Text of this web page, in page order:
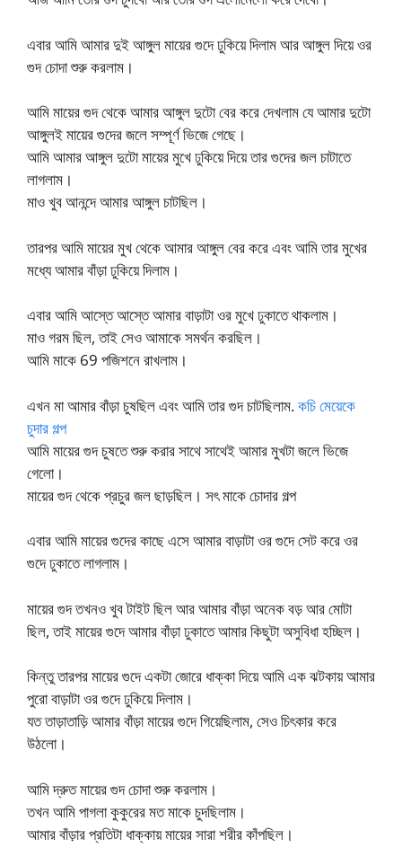
এবার আমি আমার দুই আঙ্গুল মায়ের গুদে ঢুকিয়ে দিলাম আর আঙ্গুল দিয়ে ওর
গুদ চোদা শুরু করলাম।
আমি মায়ের গুদ থেকে আমার আঙ্গুল দুটো বের করে দেখলাম যে আমার দুটো
আঙ্গুলই মায়ের গুদের জলে সম্পূর্ণ ভিজে গেছে।
আমি আমার আঙ্গুল দুটো মায়ের মুখে ঢুকিয়ে দিয়ে তার গুদের জল চাটাতে
লাগলাম।
মাও খুব আনন্দে আমার আঙ্গুল চাটছিল।
তারপর আমি মায়ের মুখ থেকে আমার আঙ্গুল বের করে এবং আমি তার মুখের
মধ্যে আমার বাঁড়া ঢুকিয়ে দিলাম।
এবার আমি আস্তে আস্তে আমার বাড়াটা ওর মুখে ঢুকাতে থাকলাম।
মাও গরম ছিল, তাই সেও আমাকে সমর্থন করছিল।
আমি মাকে 69 পজিশনে রাখলাম।
এখন মা আমার বাঁড়া চুষছিল এবং আমি তার গুদ চাটছিলাম.কচি মেয়েকে
চুদার গল্প
আমি মায়ের গুদ চুষতে শুরু করার সাথে সাথেই আমার মুখটা জলে ভিজে
গেলো।
মায়ের গুদ থেকে প্রচুর জল ছাড়ছিল। সৎ মাকে চোদার গল্প
এবার আমি মায়ের গুদের কাছে এসে আমার বাড়াটা ওর গুদে সেট করে ওর
গুদে ঢুকাতে লাগলাম।
মায়ের গুদ তখনও খুব টাইট ছিল আর আমার বাঁড়া অনেক বড় আর মোটা
ছিল, তাই মায়ের গুদে আমার বাঁড়া ঢুকাতে আমার কিছুটা অসুবিধা হচ্ছিল।
কিন্তু তারপর মায়ের গুদে একটা জোরে ধাক্কা দিয়ে আমি এক ঝটকায় আমার
পুরো বাড়াটা ওর গুদে ঢুকিয়ে দিলাম।
যত তাড়াতাড়ি আমার বাঁড়া মায়ের গুদে গিয়েছিলাম, সেও চিৎকার করে
উঠলো।
আমি দ্রুত মায়ের গুদ চোদা শুরু করলাম।
তখন আমি পাগলা কুকুরের মত মাকে চুদছিলাম।
আমার বাঁড়ার প্রতিটা ধাক্কায় মায়ের সারা শরীর কাঁপছিল।